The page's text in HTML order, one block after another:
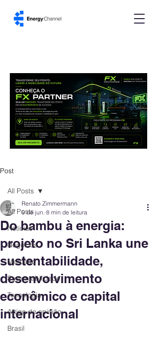
Post
All Posts
Notícias
Negócios
Mercado
Sustentabilidade
Tecnologia
Artigo de opinião
Brasil
All Posts
Do bambu à energia:
projeto no Sri Lanka une
sustentabilidade,
desenvolvimento
econômico e capital
internacional
Renato Zimmermann
9 de jun. 8 min de leitura